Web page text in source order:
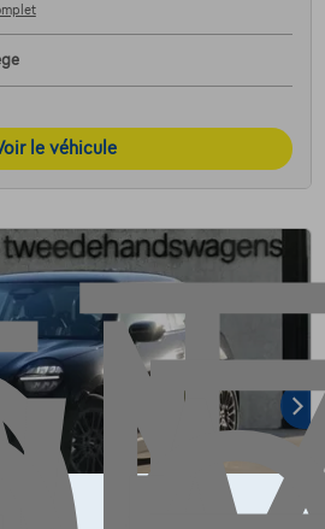
le véhicule